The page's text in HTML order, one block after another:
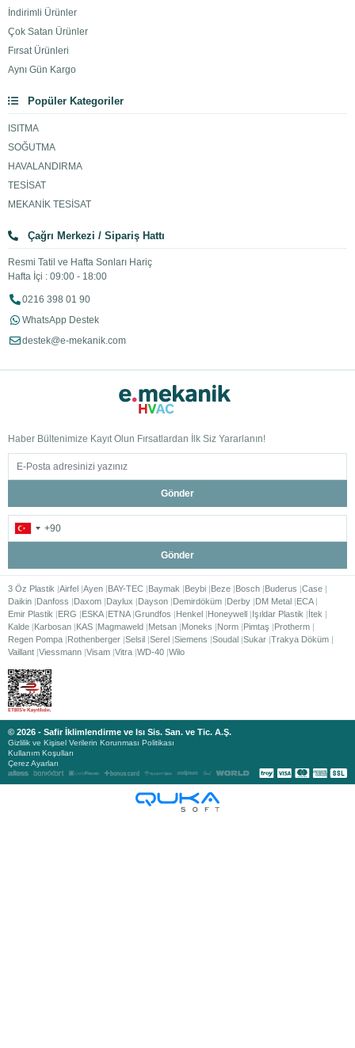
İndirimli Ürünler
Çok Satan Ürünler
Fırsat Ürünleri
Aynı Gün Kargo
Popüler Kategoriler
ISITMA
SOĞUTMA
HAVALANDIRMA
TESİSAT
MEKANİK TESİSAT
Çağrı Merkezi / Sipariş Hattı
Resmi Tatil ve Hafta Sonları Hariç
Hafta İçi : 09:00 - 18:00
0216 398 01 90
WhatsApp Destek
destek@e-mekanik.com
Haber Bültenimize Kayıt Olun Fırsatlardan İlk Siz Yararlanın!
Gönder
Gönder
3 Öz Plastik Airfel Ayen BAY-TEC Baymak Beybi Beze Bosch Buderus Case
Daikin Danfoss Daxom Daylux Dayson Demirdöküm Derby DM Metal ECA
Emir Plastik
ERG ESKA ETNA Grundfos Henkel Honeywell Işıldar Plastik
İtek
Kalde Karbosan KAS Magmaweld Metsan Moneks Norm Pimtaş
Protherm
Regen Pompa Rothenberger Selsil Serel Siemens Soudal Sukar Trakya Döküm
Vaillant Viessmann Visam Vitra WD-40 Wilo
© 2026 - Safir İklimlendirme ve Isı Sis. San. ve Tic. A.Ş.
Gizlilik ve Kişisel Verilerin Korunması Politikası
Kullanım Koşulları
Çerez Ayarları